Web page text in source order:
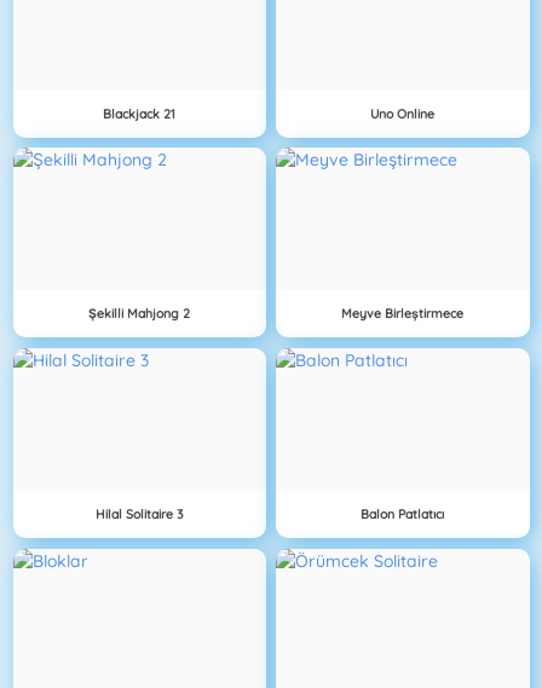
Blackjack 21 Uno Online
Şekilli Mahjong 2 Meyve Birleştirmece
Hilal Solitaire 3 Balon Patlatıcı